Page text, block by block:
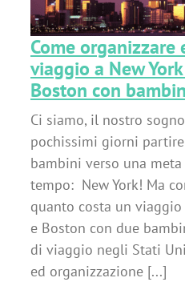
Come
viaggio a New
Boston con
Ci siamo, il nostro
pochissimi giorni
bambini verso una
tempo: New York! Ma
quanto costa un viaggio
e Boston con due
di viaggio negli Stati
ed organizzazione [...]